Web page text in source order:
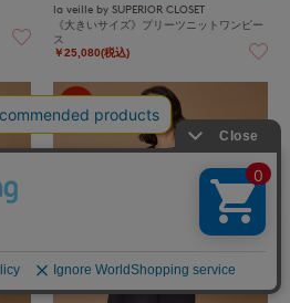
la veille by SUPERIOR CLOSET
《大きいサイズ》プリーツニットワンピー
ス
￥25,080(税込)
60%
OFF